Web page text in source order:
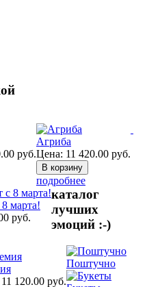
руб.
Агриба
Цена: 11 420.00 руб.
подробнее
марта!
руб.
11 120.00 руб.
каталог
лучших
эмоций :-)
Поштучно